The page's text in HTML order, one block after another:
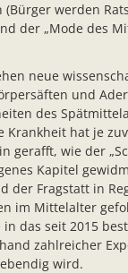
(Bürger werden
der „Mode des
neue
und
des
Krankheit hat je
gerafft, wie der
Kapitel
der Fragstatt in
im Mittelalter
das seit 2015
zahlreicher
wird.